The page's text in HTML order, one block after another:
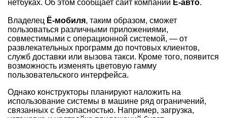
нетбуках. Об этом сообщает сайт компании Ё-авто.
Владелец Ё-мобиля, таким образом, сможет
пользоваться различными приложениями,
совместимыми с операционной системой, — от
развлекательных программ до почтовых клиентов,
служб доставки или вызова такси. Кроме того, появится
возможность изменять цветовую гамму
пользовательского интерфейса.
Однако конструкторы планируют наложить на
использование системы в машине ряд ограничений,
связанных с безопасностью. Например, загрузка,